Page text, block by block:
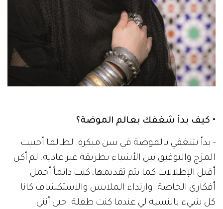
• كيف بدأ شغفك بعالم الموضة؟
- بدأ شغفي بالموضة في سن مبكرة. لطالما أحببت
المزج والتوفيق بين الأشياء بطريقة غير عادية. لم أكن
أقبل الإطلالات كما يتم تقديمها، كنت دائماً أحمل
أفكاري الخاصة. وارتداء الملابس والاستكشاف كانا
كل شيء بالنسبة لي عندما كنت طفلة. حتى أنني